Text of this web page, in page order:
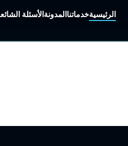
الرئيسيةخدماتنا المدونة الأسئلة